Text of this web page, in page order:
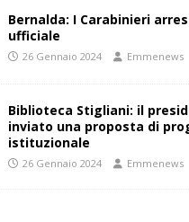
Bernalda: I Carabinieri
ufficiale
26 Gennaio 2024 Emmenews
Biblioteca Stigliani: il
inviato una proposta di
istituzionale
26 Gennaio 2024 Emmenews